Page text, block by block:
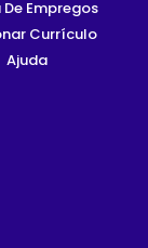
Empregos
Currículo
Ajuda